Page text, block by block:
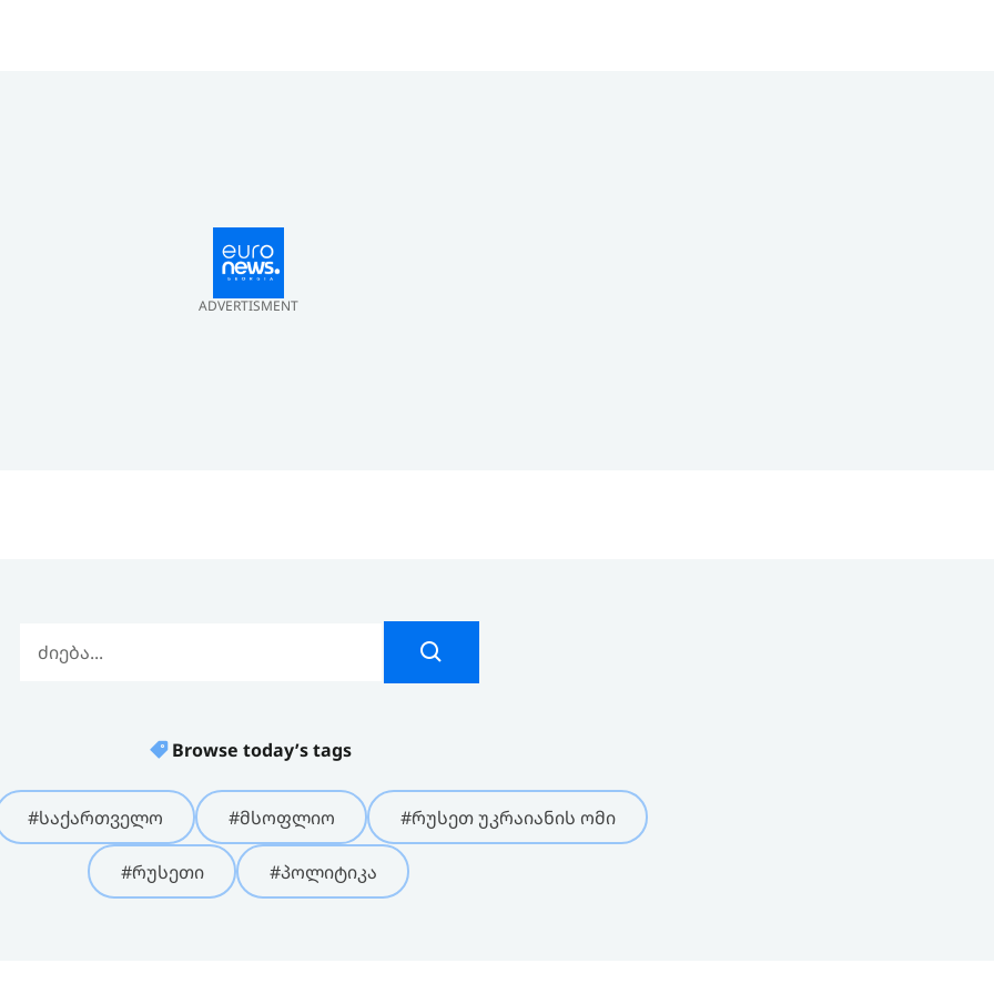
ADVERTISMENT
Browse today’s tags
#საქართველო #მსოფლიო #რუსეთ უკრაიანის ომი
#რუსეთი #პოლიტიკა